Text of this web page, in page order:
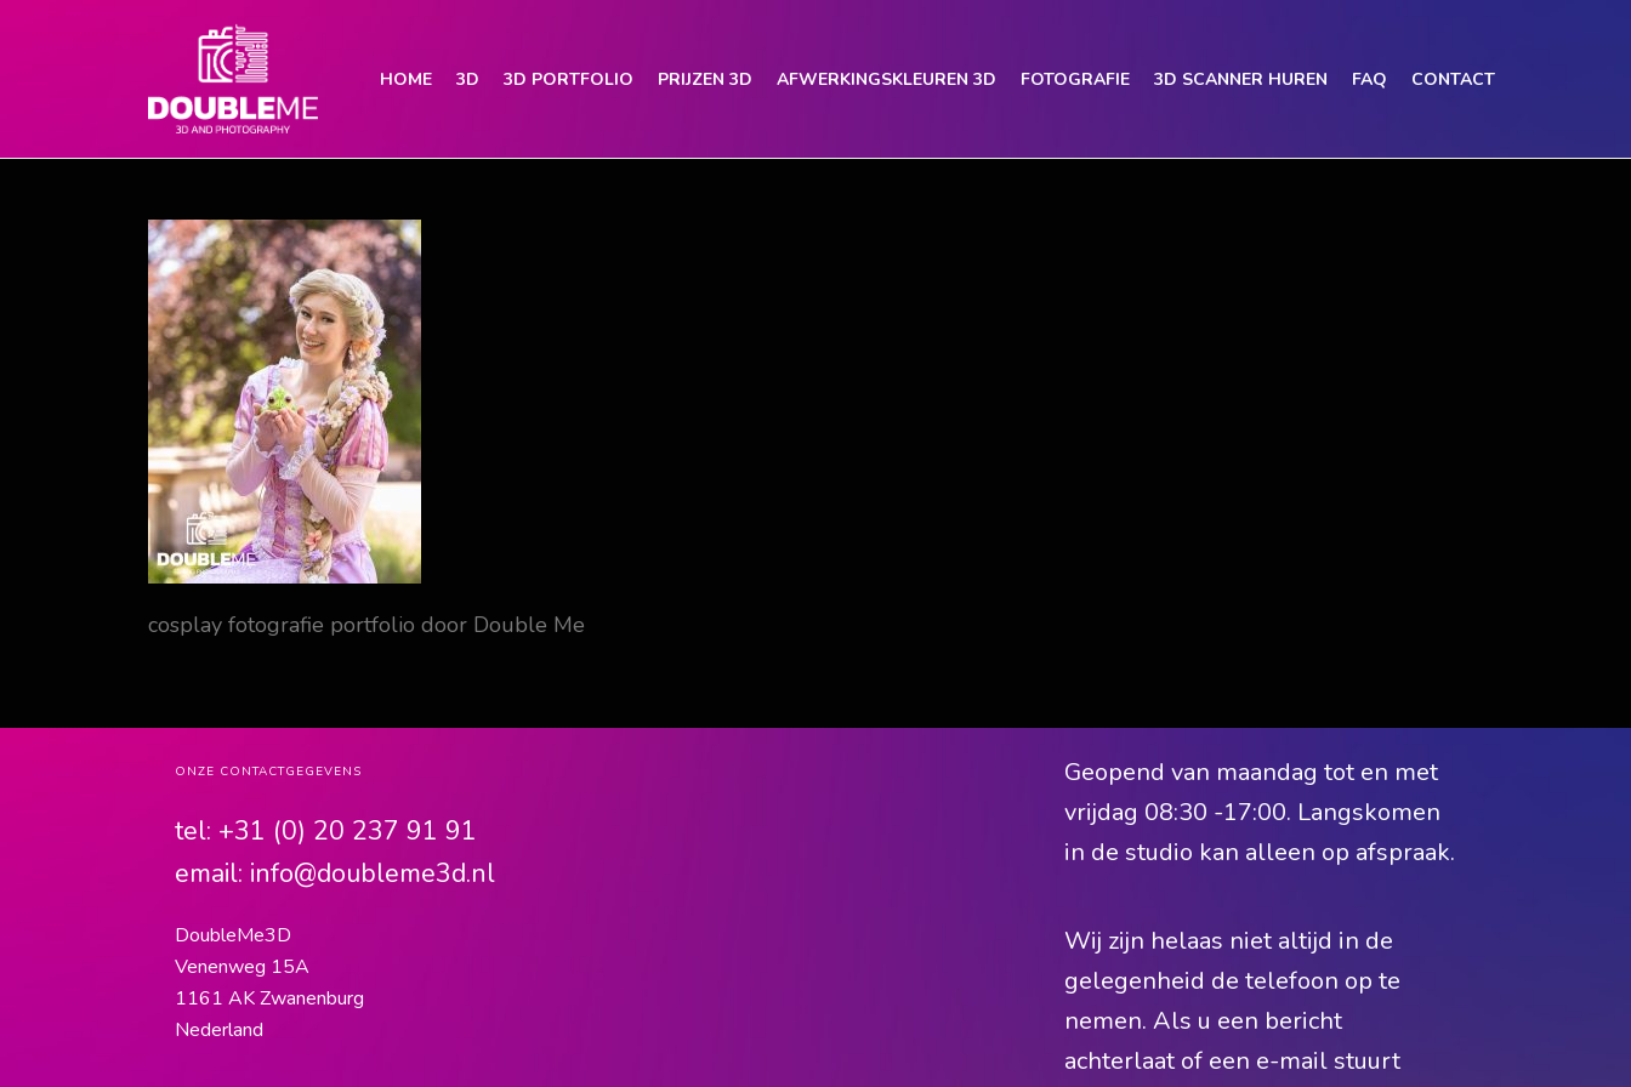
HOME 3D 3D PORTFOLIO PRIJZEN 3D AFWERKINGSKLEUREN 3D FOTOGRAFIE 3D SCANNER HUREN FAQ CONTACT
cosplay fotografie portfolio door Double Me
ONZE CONTACTGEGEVENS
tel: +31 (0) 20 237 91 91
email: info@doubleme3d.nl
DoubleMe3D
Venenweg 15A
1161 AK Zwanenburg
Nederland
Geopend van maandag tot en met
vrijdag 08:30 -17:00. Langskomen
in de studio kan alleen op afspraak.
Wij zijn helaas niet altijd in de
gelegenheid de telefoon op te
nemen. Als u een bericht
achterlaat of een e-mail stuurt